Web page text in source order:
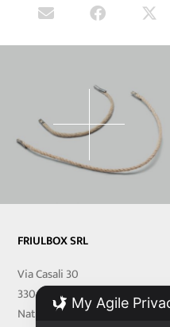
FRIULBOX SRL
Via Casali 30
33048 San Giovanni al
Natisone
My Agile